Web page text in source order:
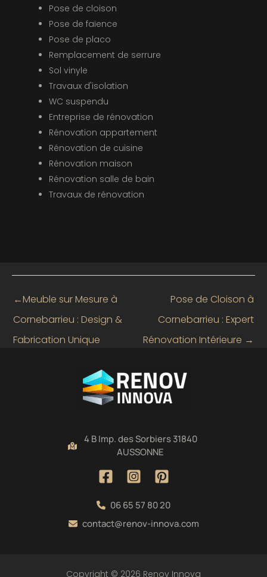
Pose de cloison
Pose de faïence
Pose de placo
Remplacement de serrure
Sol vinyle
Travaux d'isolation
WC suspendu
Entreprise de rénovation
Rénovation appartement
Rénovation de cuisine
Rénovation maison
Rénovation salle de bain
Travaux de rénovation
←Meuble sur Mesure à
Cornebarrieu : Design &
Fabrication Unique
Pose de Cloison à
Cornebarrieu : Expert
Rénovation Intérieure →
4 B Imp. des Sorbiers 31840
AUSSONNE
06 65 57 80 20
contact@renov-innova.com
Copyright © 2026 Renov Innova